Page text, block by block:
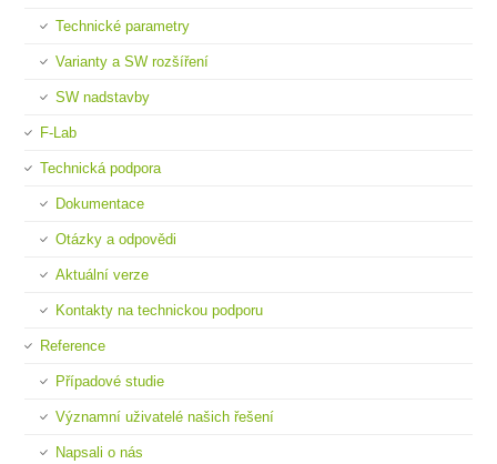
Technické parametry
Varianty a SW rozšíření
SW nadstavby
F-Lab
Technická podpora
Dokumentace
Otázky a odpovědi
Aktuální verze
Kontakty na technickou podporu
Reference
Případové studie
Významní uživatelé našich řešení
Napsali o nás